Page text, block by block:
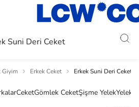
Suni Deri Ceket
Giyim Erkek Ceket Erkek Suni Deri Ceket
CeketGömlek CeketŞişme YelekYelek